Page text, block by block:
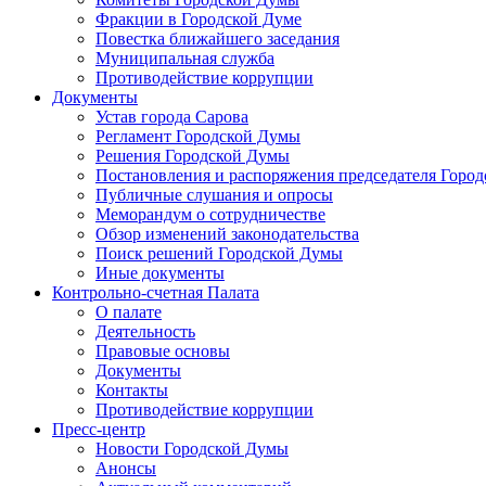
Фракции в Городской Думе
Повестка ближайшего заседания
Муниципальная служба
Противодействие коррупции
Документы
Устав города Сарова
Регламент Городской Думы
Решения Городской Думы
Постановления и распоряжения председателя
Публичные слушания и опросы
Меморандум о сотрудничестве
Обзор изменений законодательства
Поиск решений Городской Думы
Иные документы
Контрольно-счетная Палата
О палате
Деятельность
Правовые основы
Документы
Контакты
Противодействие коррупции
Пресс-центр
Новости Городской Думы
Анонсы